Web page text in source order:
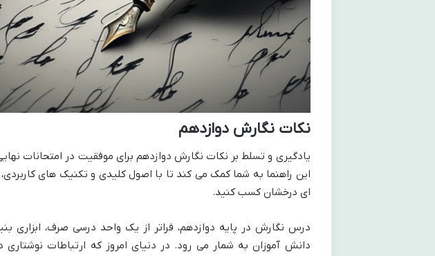
نکات نگارش دوازدهم
یادگیری و تسلط بر نکات نگارش دوازدهم برای موفقیت در امتحانات
این راهنما به شما کمک می کند تا با اصول کلیدی و تکنیک های
ای درخشان کسب کنید.
درس نگارش در پایه دوازدهم، فراتر از یک واحد درسی صرف، ابزاری
دانش آموزان به شمار می رود. در دنیای امروز که ارتباطات